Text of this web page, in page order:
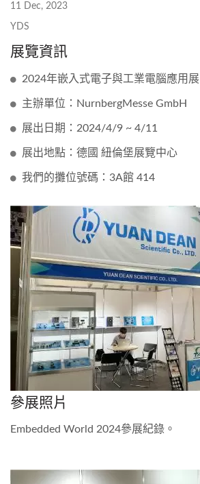
11 Dec, 2023
YDS
展覽資訊
2024年嵌入式電子與工業電腦應用展
主辦單位：NurnbergMesse GmbH
展出日期：2024/4/9 ~ 4/11
展出地點：德國 紐倫堡展覽中心
我們的攤位號碼：3A館 414
參展照片
Embedded World 2024參展紀錄。